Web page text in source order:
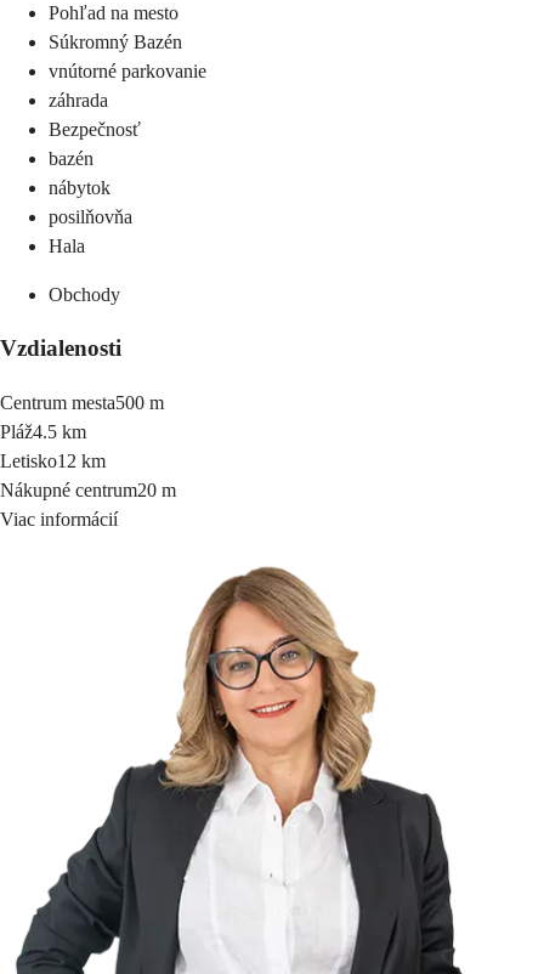
Pohľad na mesto
Súkromný Bazén
vnútorné parkovanie
záhrada
Bezpečnosť
bazén
nábytok
posilňovňa
Hala
Obchody
Vzdialenosti
Centrum mesta500 m
Pláž4.5 km
Letisko12 km
Nákupné centrum20 m
Viac informácií